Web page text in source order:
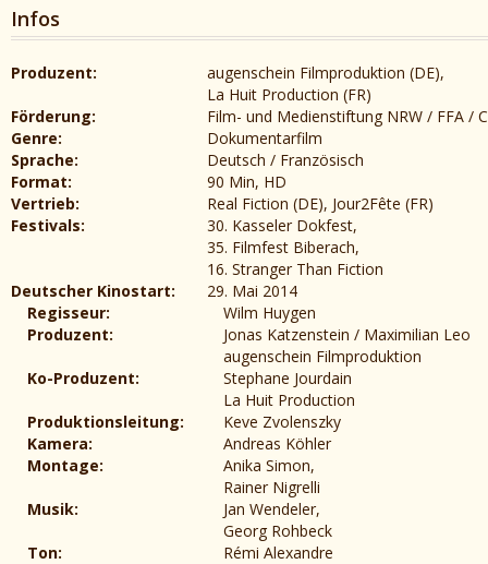
Infos
Produzent:
augenschein Filmproduktion (DE),
La Huit Production (FR)
Förderung:
Film- und Medienstiftung NRW / FFA /
Genre:
Dokumentarfilm
Sprache:
Deutsch / Französisch
Format:
90 Min, HD
Vertrieb:
Real Fiction (DE), Jour2Fête (FR)
Festivals:
30. Kasseler Dokfest,
35. Filmfest Biberach,
16. Stranger Than Fiction
Deutscher Kinostart:
29. Mai 2014
Regisseur:
Wilm Huygen
Produzent:
Jonas Katzenstein / Maximilian Leo
augenschein Filmproduktion
Ko-Produzent:
Stephane Jourdain
La Huit Production
Produktionsleitung:
Keve Zvolenszky
Kamera:
Andreas Köhler
Montage:
Anika Simon,
Rainer Nigrelli
Musik:
Jan Wendeler,
Georg Rohbeck
Ton:
Rémi Alexandre